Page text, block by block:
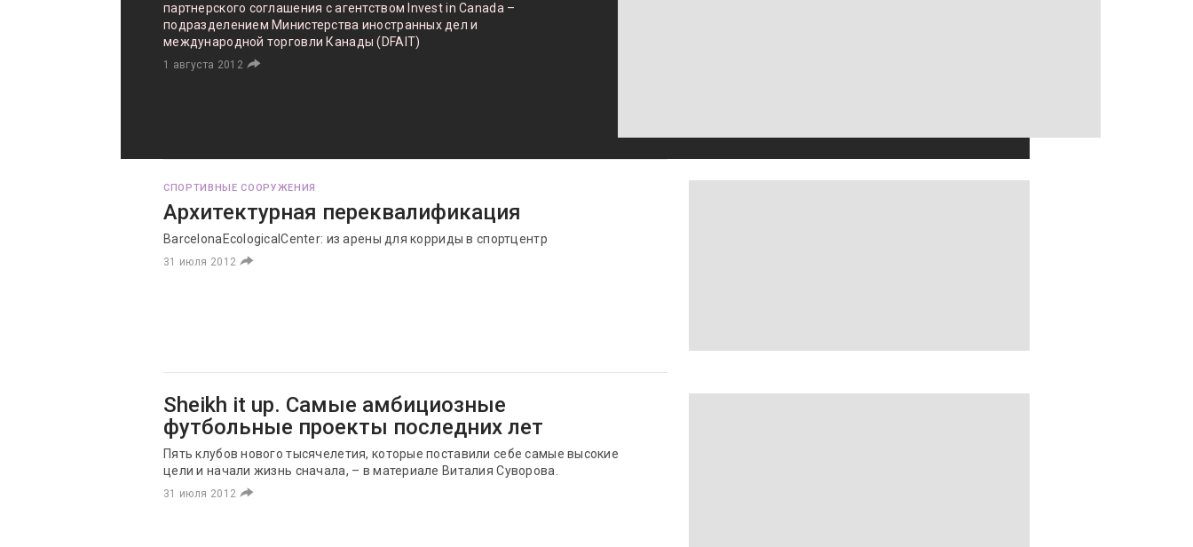
партнерского соглашения с агентством Invest in Canada –
подразделением Министерства иностранных дел и
международной торговли Канады (DFAIT)
1 августа 2012
СПОРТИВНЫЕ СООРУЖЕНИЯ
Архитектурная переквалификация
BarcelonaEcologicalCenter: из арены для корриды в спортцентр
31 июля 2012
Sheikh it up. Самые амбициозные
футбольные проекты последних лет
Пять клубов нового тысячелетия, которые поставили себе самые высокие
цели и начали жизнь сначала, – в материале Виталия Суворова.
31 июля 2012